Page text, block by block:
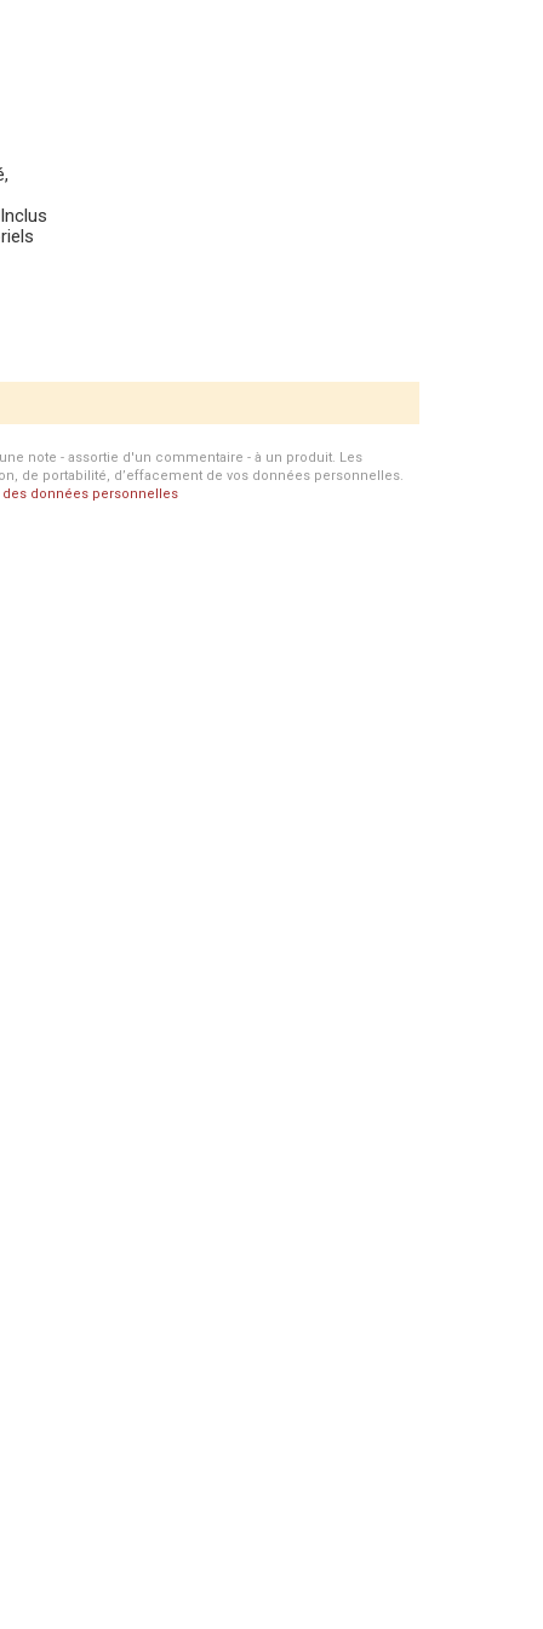
note - assortie d'un commentaire - à un produit. Les
de portabilité, d’effacement de vos données personnelles.
données personnelles